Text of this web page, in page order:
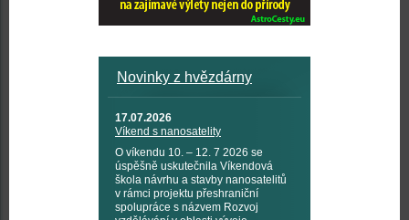
Novinky z hvězdárny
17.07.2026
Víkend s nanosatelity
O víkendu 10. – 12. 7 2026 se
úspěšně uskutečnila Víkendová
škola návrhu a stavby nanosatelitů
v rámci projektu přeshraniční
spolupráce s názvem Rozvoj